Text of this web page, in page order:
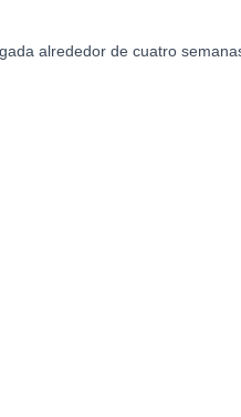
alrededor de cuatro